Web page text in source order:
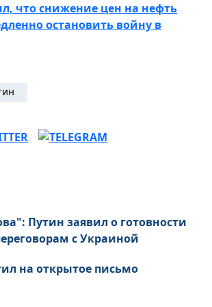
что снижение цен на нефть
остановить войну в
Путин заявил о готовности
с Украиной
на открытое письмо